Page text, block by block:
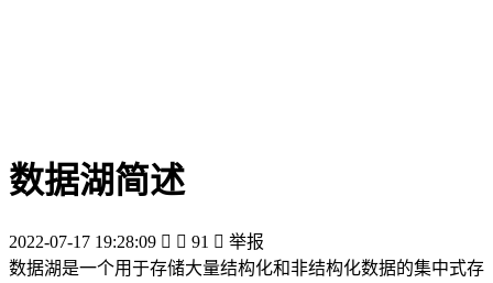
数据湖简述
2022-07-17 19:28:09   91  举报
数据湖是一个用于存储大量结构化和非结构化数据的集中式存